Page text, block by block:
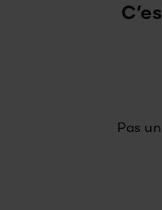
Pas